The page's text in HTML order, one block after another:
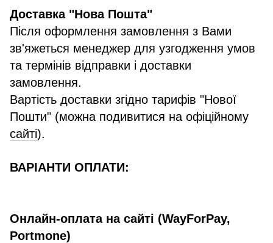
Доставка "Нова Пошта"
Після оформлення замовлення з Вами
зв'яжеться менеджер для узгодження умов
та термінів відправки і доставки
замовлення.
Вартість доставки згідно тарифів "Нової
Пошти" (можна подивитися на офіційному
сайті).
ВАРІАНТИ ОПЛАТИ:
Онлайн-оплата на сайті (WayForPay,
Portmone)